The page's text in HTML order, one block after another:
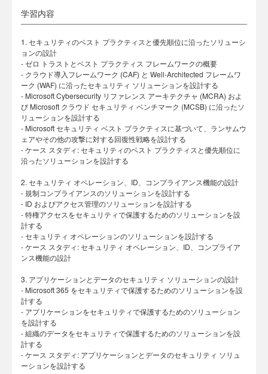
学習内容
1. セキュリティのベスト プラクティスと優先順位に沿ったソリューシ
ョンの設計
- ゼロ トラストとベスト プラクティス フレームワークの概要
- クラウド導入フレームワーク (CAF) と Well-Architected フレームワ
ーク (WAF) に沿ったセキュリティ ソリューションを設計する
- Microsoft Cybersecurity リファレンス アーキテクチャ (MCRA) およ
び Microsoft クラウド セキュリティ ベンチマーク (MCSB) に沿ったソ
リューションを設計する
- Microsoft セキュリティ ベスト プラクティスに基づいて、ランサムウ
ェアやその他の攻撃に対する回復性戦略を設計する
- ケース スタディ: セキュリティのベスト プラクティスと優先順位に
沿ったソリューションを設計する
2. セキュリティ オペレーション、ID、コンプライアンス機能の設計
- 規制コンプライアンスのソリューションを設計する
- ID およびアクセス管理のソリューションを設計する
- 特権アクセスをセキュリティで保護するためのソリューションを設
計する
- セキュリティ オペレーションのソリューションを設計する
- ケース スタディ: セキュリティ オペレーション、ID、コンプライア
ンス機能の設計
3. アプリケーションとデータのセキュリティ ソリューションの設計
- Microsoft 365 をセキュリティで保護するためのソリューションを設
計する
- アプリケーションをセキュリティで保護するためのソリューション
を設計する
- 組織のデータをセキュリティで保護するためのソリューションを設
計する
- ケース スタディ: アプリケーションとデータのセキュリティ ソリュ
ーションを設計する